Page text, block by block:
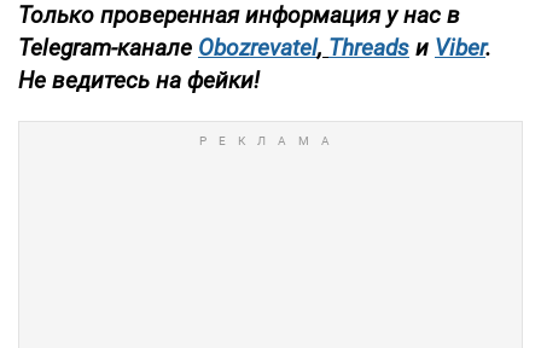
Только проверенная информация у нас в
Telegram-канале Obozrevatel, Threads и Viber.
Не ведитесь на фейки!